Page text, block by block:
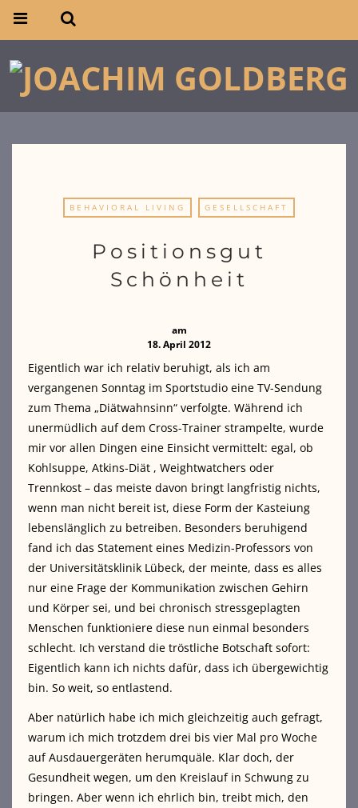
BEHAVIORAL LIVING GESELLSCHAFT
Positionsgut
Schönheit
am
18. April 2012
Eigentlich war ich relativ beruhigt, als ich am
vergangenen Sonntag im Sportstudio eine TV-Sendung
zum Thema „Diätwahnsinn“ verfolgte. Während ich
unermüdlich auf dem Cross-Trainer strampelte, wurde
mir vor allen Dingen eine Einsicht vermittelt: egal, ob
Kohlsuppe, Atkins-Diät , Weightwatchers oder
Trennkost – das meiste davon bringt langfristig nichts,
wenn man nicht bereit ist, diese Form der Kasteiung
lebenslänglich zu betreiben. Besonders beruhigend
fand ich das Statement eines Medizin-Professors von
der Universitätsklinik Lübeck, der meinte, dass es alles
nur eine Frage der Kommunikation zwischen Gehirn
und Körper sei, und bei chronisch stressgeplagten
Menschen funktioniere diese nun einmal besonders
schlecht. Ich verstand die tröstliche Botschaft sofort:
Eigentlich kann ich nichts dafür, dass ich übergewichtig
bin. So weit, so entlastend.
Aber natürlich habe ich mich gleichzeitig auch gefragt,
warum ich mich trotzdem drei bis vier Mal pro Woche
auf Ausdauergeräten herumquäle. Klar doch, der
Gesundheit wegen, um den Kreislauf in Schwung zu
bringen. Aber wenn ich ehrlich bin, treibt mich, den